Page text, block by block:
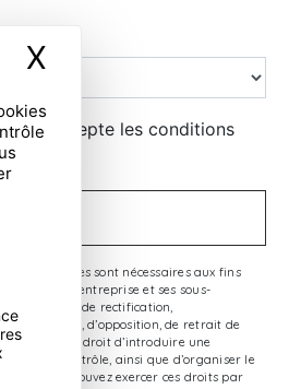
X Masquer le
j'accepte les conditions
**
communiquées sont nécessaires aux fins
destinées à l'entreprise et ses sous-
d’accès, de rectification,
de limitation, d’opposition, de retrait de
et du droit d’introduire une
de contrôle, ainsi que d’organiser le
Vous pouvez exercer ces droits par